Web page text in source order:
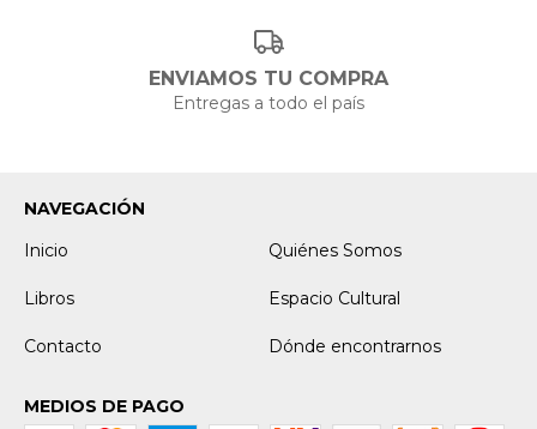
ENVIAMOS TU COMPRA
Entregas a todo el país
NAVEGACIÓN
Inicio
Quiénes Somos
Libros Espacio Cultural
Contacto Dónde encontrarnos
MEDIOS DE PAGO